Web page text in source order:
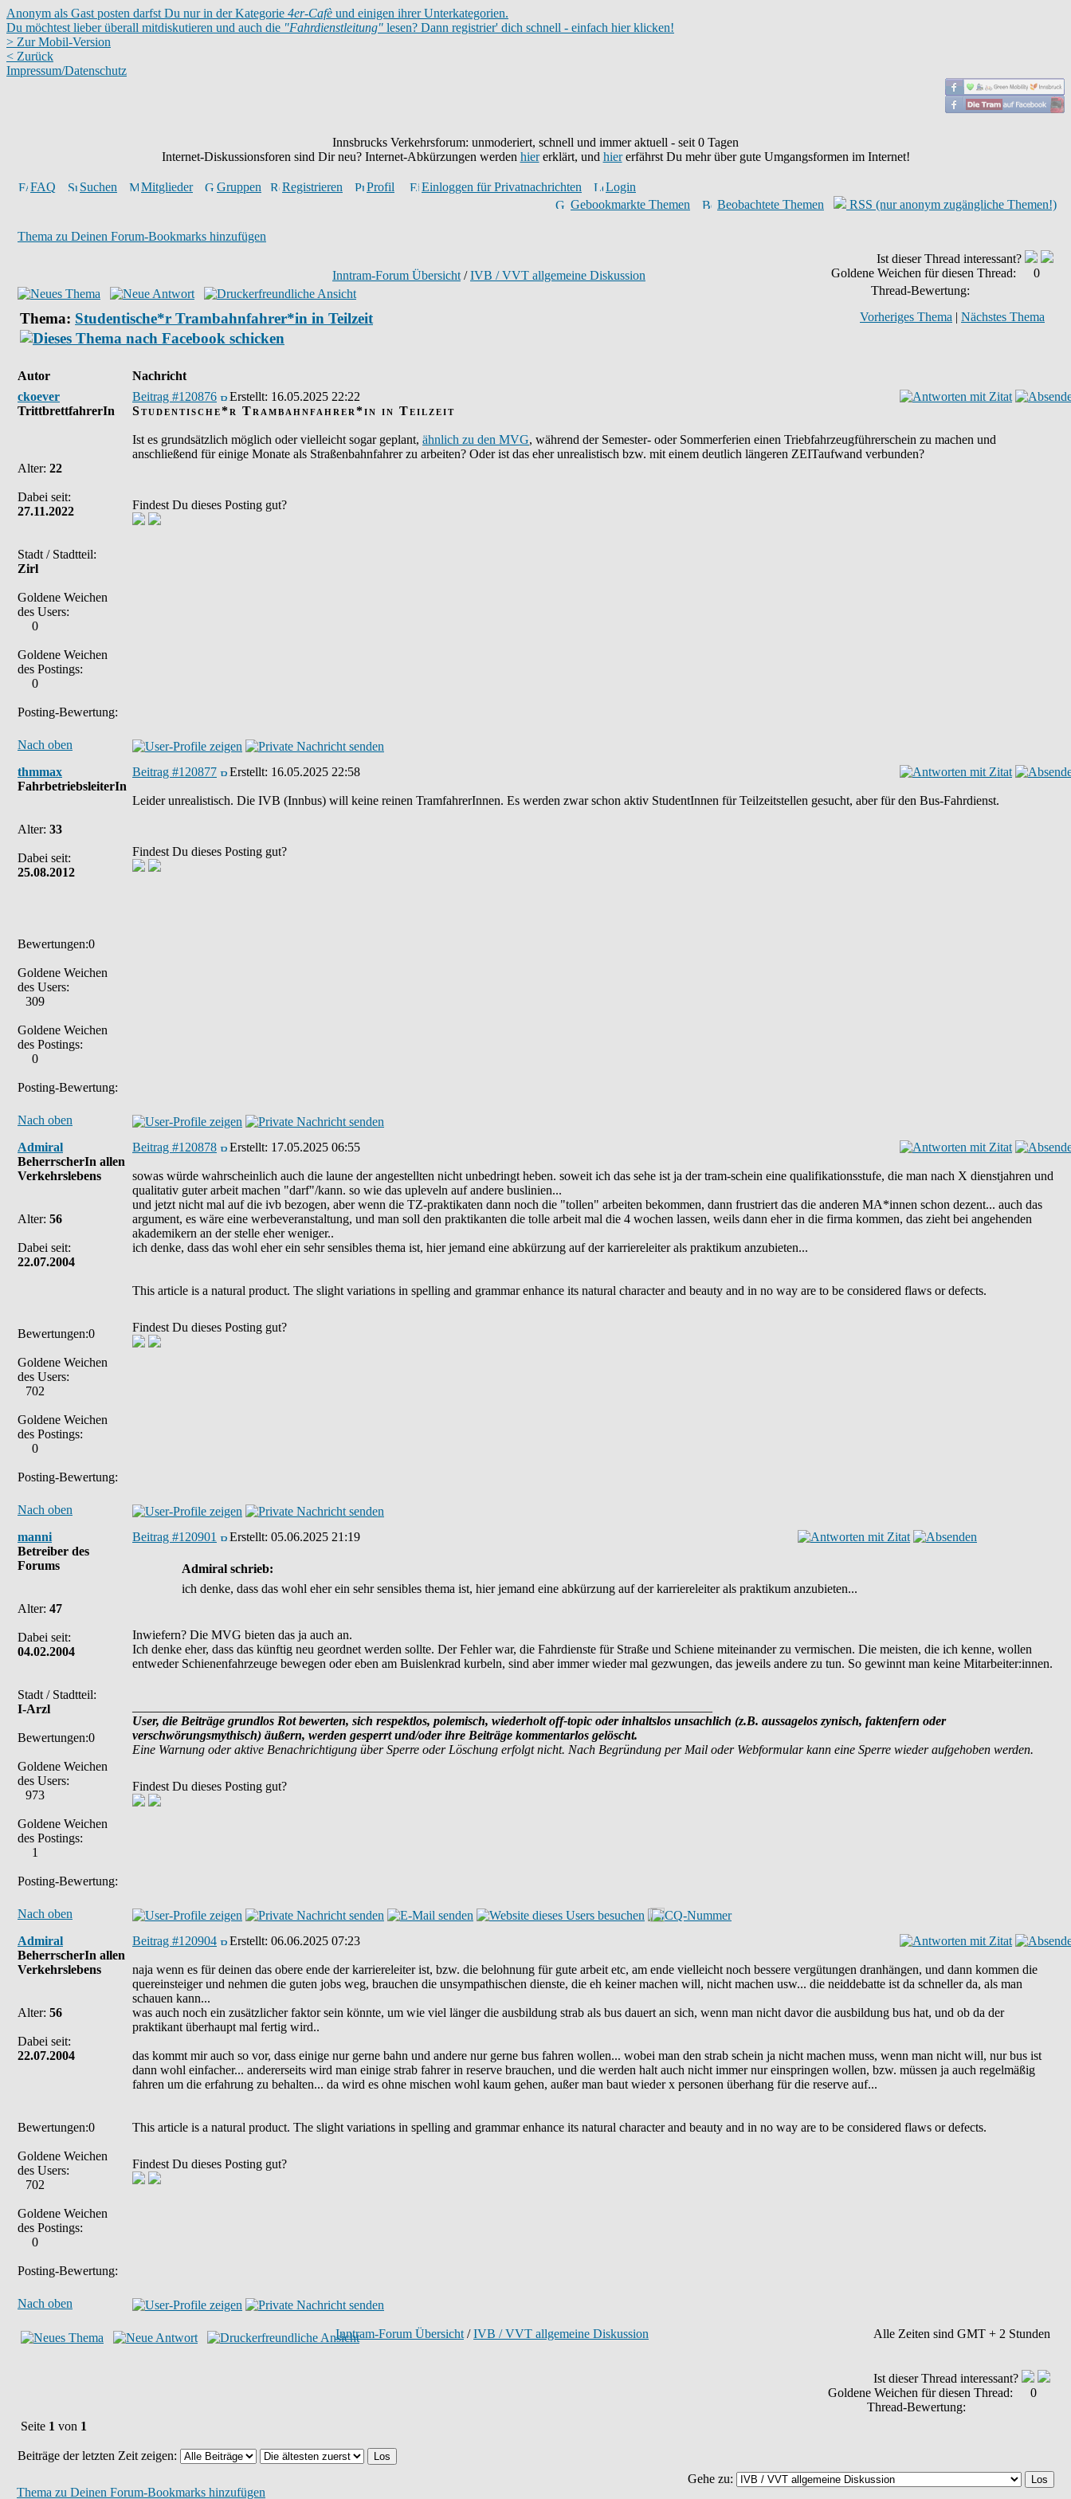
Anonym als Gast posten darfst Du nur in der Kategorie 4er-Cafè und einigen ihrer Unterkategorien.
Du möchtest lieber überall mitdiskutieren und auch die "Fahrdienstleitung" lesen? Dann registrier' dich schnell - einfach hier klicken!
> Zur Mobil-Version
< Zurück
Impressum/Datenschutz
Innsbrucks Verkehrsforum: unmoderiert, schnell und immer aktuell - seit 0 Tagen
Internet-Diskussionsforen sind Dir neu? Internet-Abkürzungen werden hiererklärt, und hiererfährst Du mehr über gute Umgangsformen im Internet!
FAQ Suchen Mitglieder Gruppen Registrieren Profil Einloggen für Privatnachrichten
Login
Gebookmarkte Themen
Beobachtete Themen RSS (nur anonym zugängliche Themen!)
Thema zu Deinen Forum-Bookmarks hinzufügen
Inntram-Forum Übersicht /IVB / VVT allgemeine Diskussion
Ist dieser Thread interessant?
Goldene Weichen für diesen Thread:
0
Thread-Bewertung:
Thema: Studentische*r Trambahnfahrer*in in Teilzeit Vorheriges Thema | Nächstes Thema
Autor
Nachricht
ckoever
TrittbrettfahrerIn
Alter: 22
Dabei seit:
27.11.2022
Stadt / Stadtteil:
Zirl
Goldene Weichen
des Users:
0
Goldene Weichen
des Postings:
0
Posting-Bewertung:
Beitrag #120876 Erstellt: 16.05.2025 22:22
Studentische*r Trambahnfahrer*in in Teilzeit
Ist es grundsätzlich möglich oder vielleicht sogar geplant, ähnlich zu den MVG, während der Semester- oder Sommerferien einen Triebfahrzeugführerschein zu machen und
anschließend für einige Monate als Straßenbahnfahrer zu arbeiten? Oder ist das eher unrealistisch bzw. mit einem deutlich längeren ZEITaufwand verbunden?
Findest Du dieses Posting gut?
Nach oben
thmmax
FahrbetriebsleiterIn
Alter: 33
Dabei seit:
25.08.2012
Bewertungen:0
Goldene Weichen
des Users:
309
Goldene Weichen
des Postings:
0
Posting-Bewertung:
Beitrag #120877 Erstellt: 16.05.2025 22:58
Leider unrealistisch. Die IVB (Innbus) will keine reinen TramfahrerInnen. Es werden zwar schon aktiv StudentInnen für Teilzeitstellen gesucht, aber für den Bus-Fahrdienst.
Findest Du dieses Posting gut?
Nach oben
Admiral
BeherrscherIn allen
Verkehrslebens
Alter: 56
Dabei seit:
22.07.2004
Bewertungen:0
Goldene Weichen
des Users:
702
Goldene Weichen
des Postings:
0
Posting-Bewertung:
Beitrag #120878 Erstellt: 17.05.2025 06:55
sowas würde wahrscheinlich auch die laune der angestellten nicht unbedringt heben. soweit ich das sehe ist ja der tram-schein eine qualifikationsstufe, die man nach X dienstjahren und
qualitativ guter arbeit machen "darf"/kann. so wie das upleveln auf andere buslinien...
und jetzt nicht mal auf die ivb bezogen, aber wenn die TZ-praktikaten dann noch die "tollen" arbeiten bekommen, dann frustriert das die anderen MA*innen schon dezent... auch das
argument, es wäre eine werbeveranstaltung, und man soll den praktikanten die tolle arbeit mal die 4 wochen lassen, weils dann eher in die firma kommen, das zieht bei angehenden
akademikern an der stelle eher weniger..
ich denke, dass das wohl eher ein sehr sensibles thema ist, hier jemand eine abkürzung auf der karriereleiter als praktikum anzubieten...
This article is a natural product. The slight variations in spelling and grammar enhance its natural character and beauty and in no way are to be considered flaws or defects.
Findest Du dieses Posting gut?
Nach oben
manni
Betreiber des
Forums
Alter: 47
Dabei seit:
04.02.2004
Stadt / Stadtteil:
I-Arzl
Bewertungen:0
Goldene Weichen
des Users:
973
Goldene Weichen
des Postings:
1
Posting-Bewertung:
Beitrag #120901 Erstellt: 05.06.2025 21:19
Admiral schrieb:
ich denke, dass das wohl eher ein sehr sensibles thema ist, hier jemand eine abkürzung auf der karriereleiter als praktikum anzubieten...
Inwiefern? Die MVG bieten das ja auch an.
Ich denke eher, dass das künftig neu geordnet werden sollte. Der Fehler war, die Fahrdienste für Straße und Schiene miteinander zu vermischen. Die meisten, die ich kenne, wollen
entweder Schienenfahrzeuge bewegen oder eben am Buislenkrad kurbeln, sind aber immer wieder mal gezwungen, das jeweils andere zu tun. So gewinnt man keine Mitarbeiter:innen.
User, die Beiträge grundlos Rot bewerten, sich respektlos, polemisch, wiederholt off-topic oder inhaltslos unsachlich (z.B. aussagelos zynisch, faktenfern oder
verschwörungsmythisch) äußern, werden gesperrt und/oder ihre Beiträge kommentarlos gelöscht.
Eine Warnung oder aktive Benachrichtigung über Sperre oder Löschung erfolgt nicht. Nach Begründung per Mail oder Webformular kann eine Sperre wieder aufgehoben werden.
Findest Du dieses Posting gut?
Nach oben
Admiral
BeherrscherIn allen
Verkehrslebens
Alter: 56
Dabei seit:
22.07.2004
Bewertungen:0
Goldene Weichen
des Users:
702
Goldene Weichen
des Postings:
0
Posting-Bewertung:
Beitrag #120904 Erstellt: 06.06.2025 07:23
naja wenn es für deinen das obere ende der karriereleiter ist, bzw. die belohnung für gute arbeit etc, am ende vielleicht noch bessere vergütungen dranhängen, und dann kommen die
quereinsteiger und nehmen die guten jobs weg, brauchen die unsympathischen dienste, die eh keiner machen will, nicht machen usw... die neiddebatte ist da schneller da, als man
schauen kann...
was auch noch ein zusätzlicher faktor sein könnte, um wie viel länger die ausbildung strab als bus dauert an sich, wenn man nicht davor die ausbildung bus hat, und ob da der
praktikant überhaupt mal fertig wird..
das kommt mir auch so vor, dass einige nur gerne bahn und andere nur gerne bus fahren wollen... wobei man den strab schein ja nicht machen muss, wenn man nicht will, nur bus ist
dann wohl einfacher... andererseits wird man einige strab fahrer in reserve brauchen, und die werden halt auch nicht immer nur einspringen wollen, bzw. müssen ja auch regelmäßig
fahren um die erfahrung zu behalten... da wird es ohne mischen wohl kaum gehen, außer man baut wieder x personen überhang für die reserve auf...
This article is a natural product. The slight variations in spelling and grammar enhance its natural character and beauty and in no way are to be considered flaws or defects.
Findest Du dieses Posting gut?
Nach oben
Inntram-Forum Übersicht /IVB / VVT allgemeine Diskussion Alle Zeiten sind GMT + 2 Stunden
Ist dieser Thread interessant?
Goldene Weichen für diesen Thread:
0
Thread-Bewertung:
Seite 1 von 1
Beiträge der letzten Zeit zeigen:
Thema zu Deinen Forum-Bookmarks hinzufügen
Gehe zu: